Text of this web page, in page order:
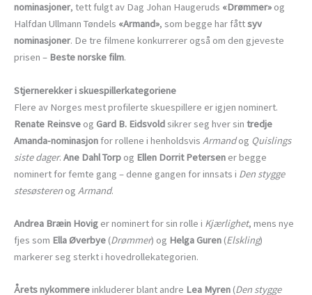
nominasjoner, tett fulgt av Dag Johan Haugeruds «Drømmer» og
Halfdan Ullmann Tøndels «Armand», som begge har fåttsyv
nominasjoner. De tre filmene konkurrerer også om den gjeveste
prisen – Beste norske film.
Stjernerekker i skuespillerkategoriene
Flere av Norges mest profilerte skuespillere er igjen nominert.
Renate Reinsve og Gard B. Eidsvoldsikrer seg hver sin tredje
Amanda-nominasjon for rollene i henholdsvis Armandog Quislings
siste dager. Ane Dahl Torp og Ellen Dorrit Petersen er begge
nominert for femte gang – denne gangen for innsats i Den stygge
stesøsteren og Armand.
Andrea Bræin Hovig er nominert for sin rolle i Kjærlighet, mens nye
fjes som Ella Øverbye (Drømmer) og Helga Guren (Elskling)
markerer seg sterkt i hovedrollekategorien.
Årets nykommereinkluderer blant andre Lea Myren (Den stygge